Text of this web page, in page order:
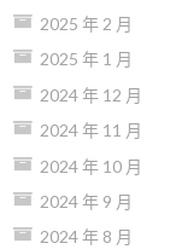
2025 年 2 月
2025 年 1 月
2024 年 12 月
2024 年 11 月
2024 年 10 月
2024 年 9 月
2024 年 8 月